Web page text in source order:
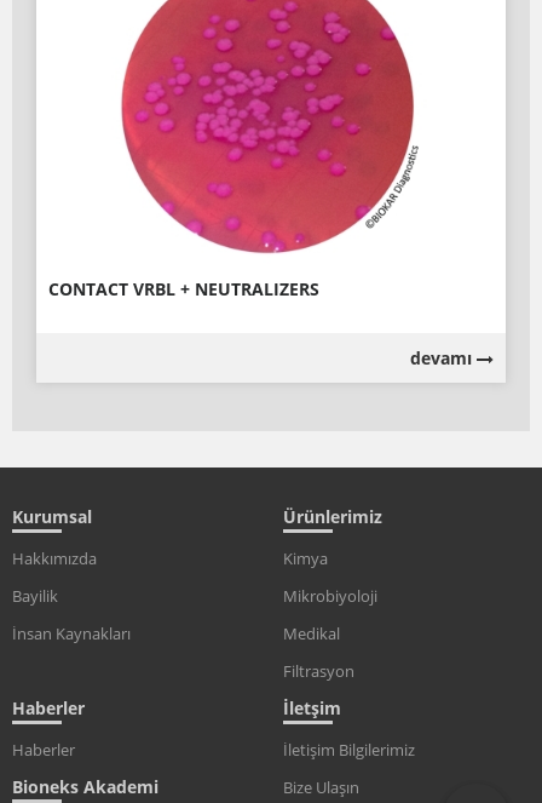
CONTACT VRBL + NEUTRALIZERS
devamı
Kurumsal
Hakkımızda
Bayilik
İnsan Kaynakları
Ürünlerimiz
Kimya
Mikrobiyoloji
Medikal
Filtrasyon
Haberler
Haberler
Bioneks Akademi
İletşim
İletişim Bilgilerimiz
Bize Ulaşın